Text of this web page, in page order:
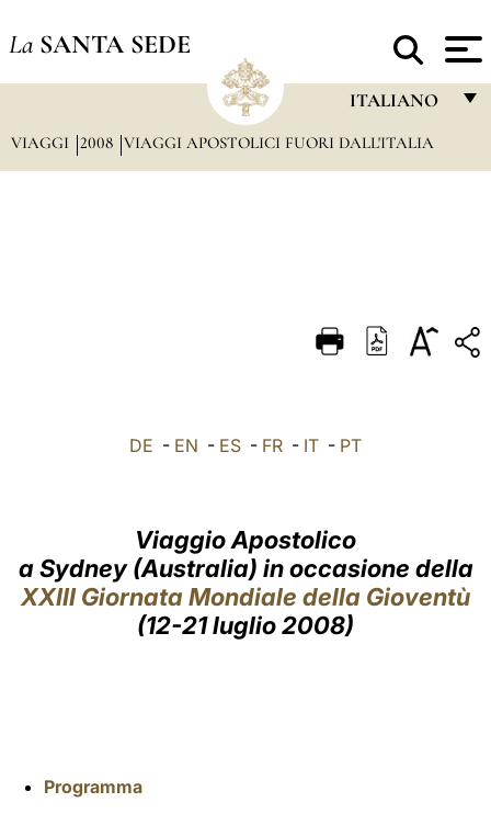
La SANTA SEDE
ITALIANO
FRANÇAIS
DEUTSCH
العربيّة
VIAGGI 2008 VIAGGI APOSTOLICI FUORI DALL'ITALIA
DE - EN - ES - FR - IT - PT
Viaggio Apostolico
a Sydney (Australia) in occasione della
XXIII Giornata Mondiale della Gioventù
(12-21 luglio 2008)
Programma